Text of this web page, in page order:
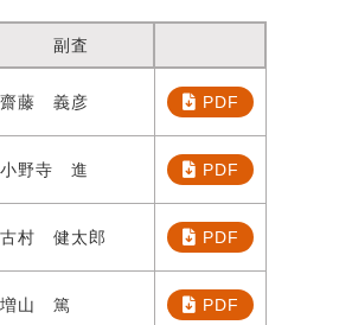
副査
齋藤 義彦 PDF
小野寺 進 PDF
古村 健太郎 PDF
増山 篤 PDF